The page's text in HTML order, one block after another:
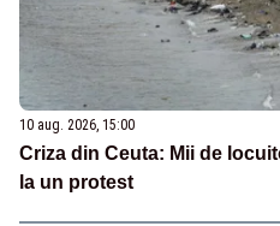
10 aug. 2026, 15:00
Criza din Ceuta: Mii de
la un protest